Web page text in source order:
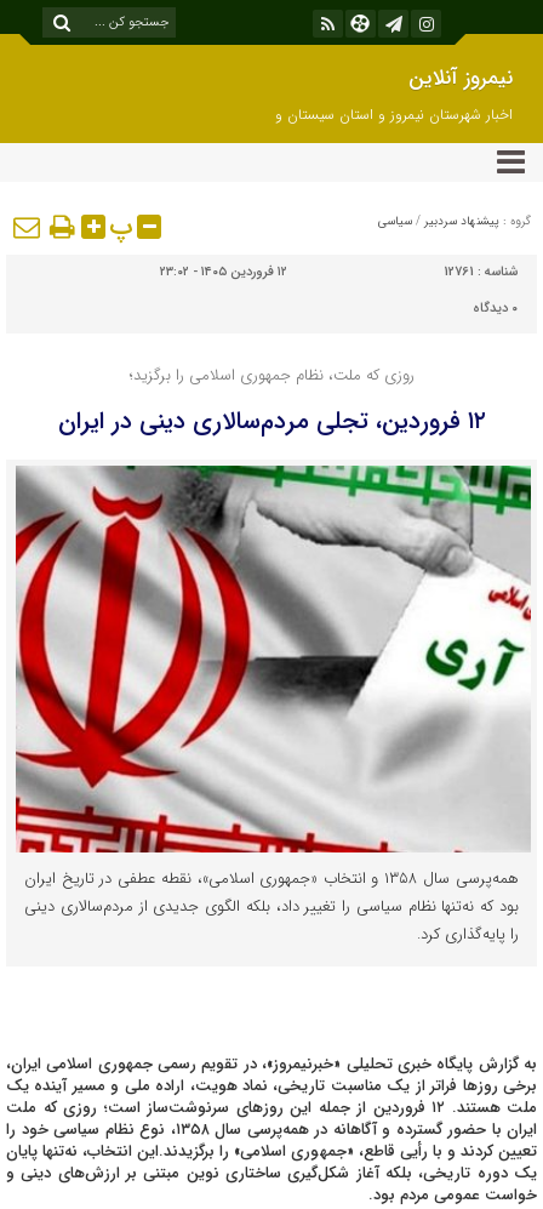
نیمروز آنلاین
اخبار شهرستان نیمروز و استان سیستان و
بلوچستان
گروه : پیشنهاد سردبیر / سیاسی پ
شناسه : 12761
۱۲ فروردین ۱۴۰۵ - ۲۳:۰۲
۰ دیدگاه
روزی که ملت، نظام جمهوری اسلامی را برگزید؛
۱۲ فروردین، تجلی مردم‌سالاری دینی در ایران
همه‌پرسی سال ۱۳۵۸ و انتخاب «جمهوری اسلامی»، نقطه عطفی در تاریخ ایران
بود که نه‌تنها نظام سیاسی را تغییر داد، بلکه الگوی جدیدی از مردم‌سالاری دینی
را پایه‌گذاری کرد.
به گزارش پایگاه خبری تحلیلی «خبرنیمروز»، در تقویم رسمی جمهوری اسلامی ایران،
برخی روزها فراتر از یک مناسبت تاریخی، نماد هویت، اراده ملی و مسیر آینده یک
ملت هستند. ۱۲ فروردین از جمله این روزهای سرنوشت‌ساز است؛ روزی که ملت
ایران با حضور گسترده و آگاهانه در همه‌پرسی سال ۱۳۵۸، نوع نظام سیاسی خود را
تعیین کردند و با رأیی قاطع، «جمهوری اسلامی» را برگزیدند.این انتخاب، نه‌تنها پایان
یک دوره تاریخی، بلکه آغاز شکل‌گیری ساختاری نوین مبتنی بر ارزش‌های دینی و
خواست عمومی مردم بود.